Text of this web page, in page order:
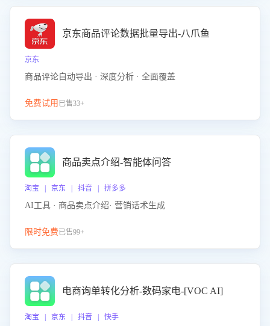
京东商品评论数据批量导出-八爪鱼
京东
商品评论自动导出 · 深度分析 · 全面覆盖
免费试用 已售33+
商品卖点介绍-智能体问答
淘宝 | 京东 | 抖音 | 拼多多
AI工具 · 商品卖点介绍· 营销话术生成
限时免费已售99+
电商询单转化分析-数码家电-[VOC AI]
淘宝 | 京东 | 抖音 | 快手